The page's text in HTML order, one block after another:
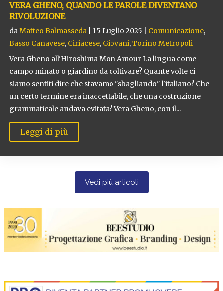
VERA GHENO, QUANDO LE PAROLE DIVENTANO
RIVOLUZIONE
daMatteo Balmasseda 15 Luglio 2025 Comunicazione,
Basso Canavese, Ciriacese, Giovani,Torino Metropoli
Vera Gheno all'Hiroshima Mon Amour La lingua come
campo minato o giardino da coltivare? Quante volte ci
siamo sentiti dire che stavamo "sbagliando" l'italiano? Che
un certo termine era inaccettabile, che una costruzione
grammaticale andava evitata? Vera Gheno, con il...
Leggi di più
Vedi più articoli